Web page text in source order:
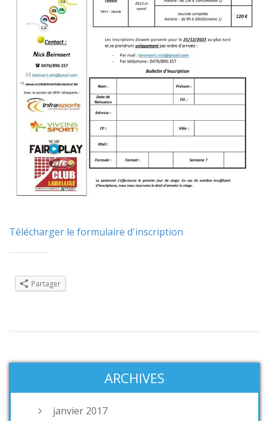
Télécharger le formulaire d'inscription
Partager
ARCHIVES
janvier 2017